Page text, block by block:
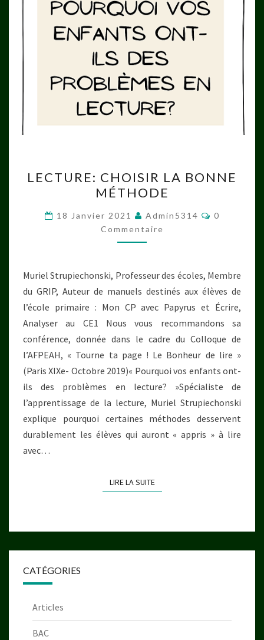
CHOISIR
LA
BONNE
MÉTHODE
LECTURE: CHOISIR LA BONNE
MÉTHODE
18 Janvier 2021 Admin5314
0
Commentaire
Muriel Strupiechonski, Professeur des écoles, Membre
du GRIP, Auteur de manuels destinés aux élèves de
l’école primaire : Mon CP avec Papyrus et Écrire,
Analyser au CE1 Nous vous recommandons sa
conférence, donnée dans le cadre du Colloque de
l’AFPEAH, « Tourne ta page ! Le Bonheur de lire »
(Paris XIXe- Octobre 2019)« Pourquoi vos enfants ont-
ils des problèmes en lecture? »Spécialiste de
l’apprentissage de la lecture, Muriel Strupiechonski
explique pourquoi certaines méthodes desservent
durablement les élèves qui auront « appris » à lire
avec…
LIRE LA SUITELIRE LA SUITE
CATÉGORIES
Articles
BAC